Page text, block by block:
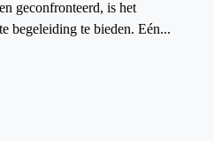
geconfronteerd, is het
begeleiding te bieden. Eén...